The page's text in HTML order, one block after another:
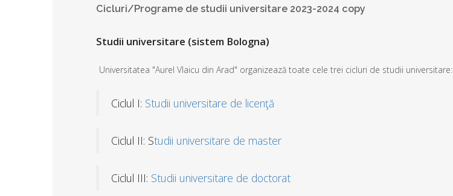
Cicluri/Programe de studii universitare 2023-2024 copy
Studii universitare (sistem Bologna)
Universitatea "Aurel Vlaicu din Arad" organizează toate cele trei cicluri de studii universitare:
Ciclul I: Studii universitare de licenţă
Ciclul II: Studii universitare de master
Ciclul III: Studii universitare de doctorat